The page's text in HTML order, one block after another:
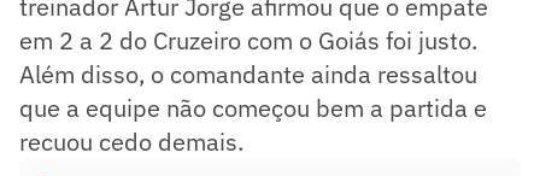
em 2 a 2 do Cruzeiro com o Goiás foi justo.
Além disso, o comandante ainda ressaltou
que a equipe não começou bem a partida e
recuou cedo demais.